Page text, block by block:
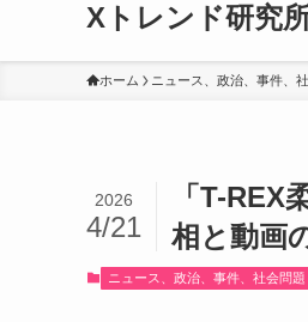
Xトレンド研究
ホーム ニュース、政治、事件、
「T-
相と動画
2026
4/21
ニュース、政治、事件、社会問題